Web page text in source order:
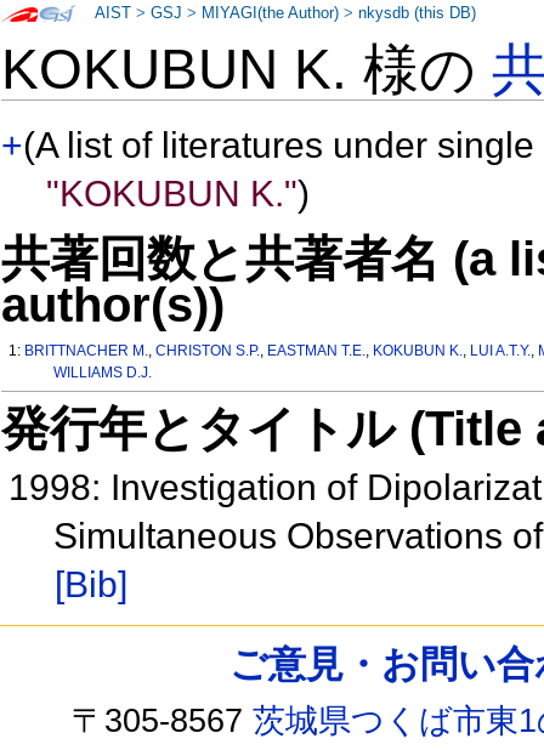
KOKUBUN K. 様の
+(A list of literatures under
"KOKUBUN K.")
共著回数と共著者名 (a
author(s))
1: BRITTNACHER M.,CHRISTON S.P., EASTMAN T.E., KOKUBUN K., LUI A.T.Y.,
WILLIAMS D.J.
発行年とタイトル
1998: Investigation of
Simultaneous Observations
[Bib]
AIST >GSJ > MIYAGI(the Author) >nkysdb (this DB)
ご意見・お問い
〒305-8567茨城県つくば市東